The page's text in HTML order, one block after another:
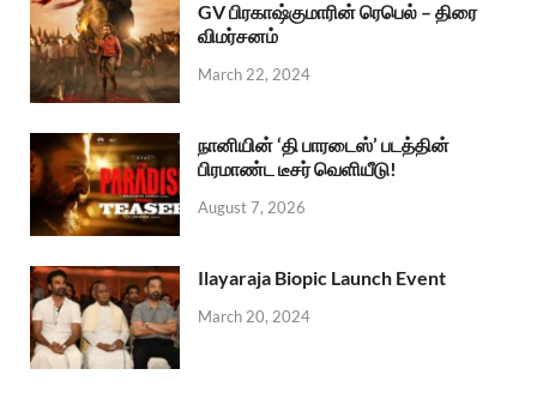
GV பிரகாஷ்குமாரின் ரெபெல் – திரை
விமர்சனம்
March 22, 2024
நானியின் ‘தி பாரடைஸ்’ படத்தின்
பிரமாண்ட டீசர் வெளியீடு!
August 7, 2026
Ilayaraja Biopic Launch Event
March 20, 2024